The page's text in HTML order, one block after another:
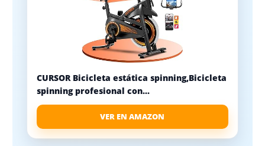
CURSOR Bicicleta estática spinning,Bicicleta
spinning profesional con...
VER EN AMAZON